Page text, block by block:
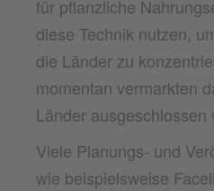
für pflanzliche
diese Technik nutzen,
die Länder zu
momentan vermarkten
Länder ausgeschlossen
Viele Planungs- und
wie beispielsweise